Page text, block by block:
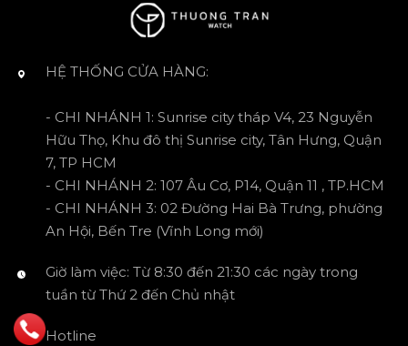
HỆ THỐNG CỬA HÀNG:
- CHI NHÁNH 1: Sunrise city tháp V4, 23 Nguyễn
Hữu Thọ, Khu đô thị Sunrise city, Tân Hưng, Quận
7, TP HCM
- CHI NHÁNH 2: 107 Âu Cơ, P14, Quận 11 , TP.HCM
- CHI NHÁNH 3: 02 Đường Hai Bà Trưng, phường
An Hội, Bến Tre (Vĩnh Long mới)
Giờ làm việc: Từ 8:30 đến 21:30 các ngày trong
tuần từ Thứ 2 đến Chủ nhật
Hotline